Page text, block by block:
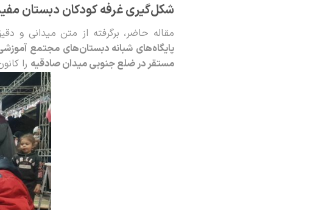
شکل‌گیری غرفه کودکان دبستان
مقاله حاضر، برگرفته از متن میدانی و
پایگاه‌های شبانه دبستان‌های مجتمع
مستقر در ضلع جنوبی میدان صادقیه را